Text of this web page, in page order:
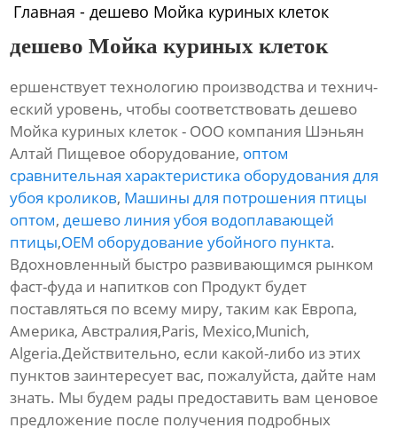
Главная - дешево Мойка куриных клеток
дешево Мойка куриных клеток
ершенствует технологию производства и технич-
еский уровень, чтобы соответствовать дешево
Мойка куриных клеток - ООО компания Шэньян
Алтай Пищевое оборудование, оптом
сравнительная характеристика оборудования для
убоя кроликов, Машины для потрошения птицы
оптом,дешево линия убоя водоплавающей
птицы,OEM оборудование убойного пункта.
Вдохновленный быстро развивающимся рынком
фаст-фуда и напитков con Продукт будет
поставляться по всему миру, таким как Европа,
Америка, Австралия,Paris, Mexico,Munich,
Algeria.Действительно, если какой-либо из этих
пунктов заинтересует вас, пожалуйста, дайте нам
знать. Мы будем рады предоставить вам ценовое
предложение после получения подробных